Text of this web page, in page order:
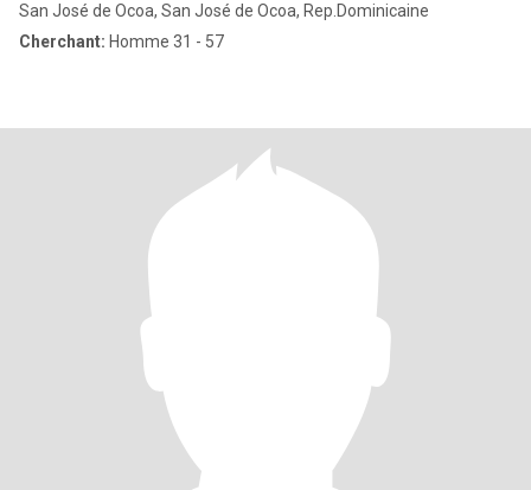
San José de Ocoa, San José de Ocoa, Rep.Dominicaine
Cherchant: Homme 31 - 57